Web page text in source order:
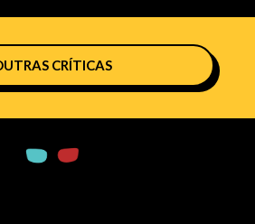
CRÍTICAS